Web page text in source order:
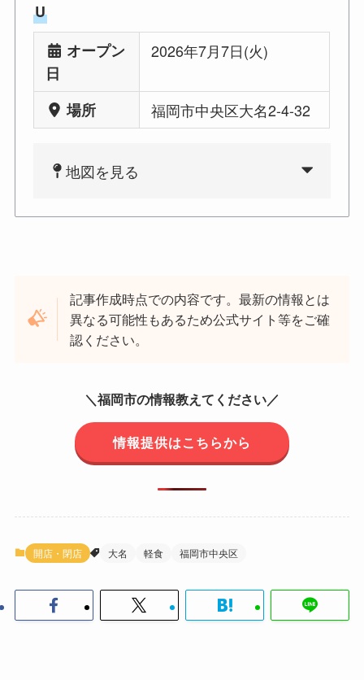
U
オープン
日
2026年7月7日(火)
場所 福岡市中央区大名2-4-32
地図を見る
記事作成時点での内容です。最新の情報とは
異なる可能性もあるため公式サイト等をご確
認ください。
＼福岡市の情報教えてください／
情報提供はこちらから
開店・閉店 大名 軽食 福岡市中央区